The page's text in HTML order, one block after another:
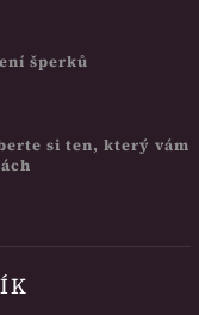
šperků
si ten, který vám